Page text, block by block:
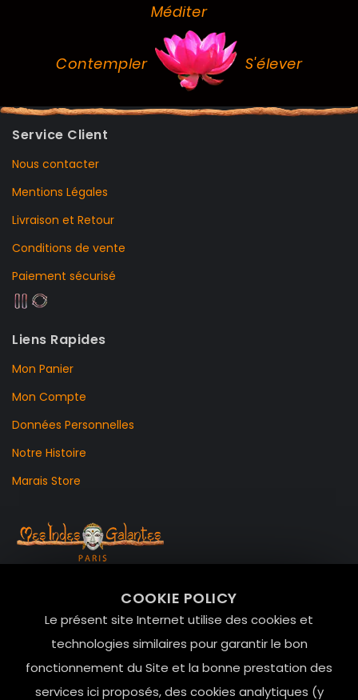
COOKIE POLICY
Le présent site Internet utilise des cookies et
technologies similaires pour garantir le bon
fonctionnement du Site et la bonne prestation des
services ici proposés, des cookies analytiques (y
Méditer
Contempler S'élever
Service Client
Nous contacter
Mentions Légales
Livraison et Retour
Conditions de vente
Paiement sécurisé
Liens Rapides
Mon Panier
Mon Compte
Données Personnelles
Notre Histoire
Marais Store
Le Marais, 75004 Paris
contact@mesindesgalantes.com
01.42.72.42.51